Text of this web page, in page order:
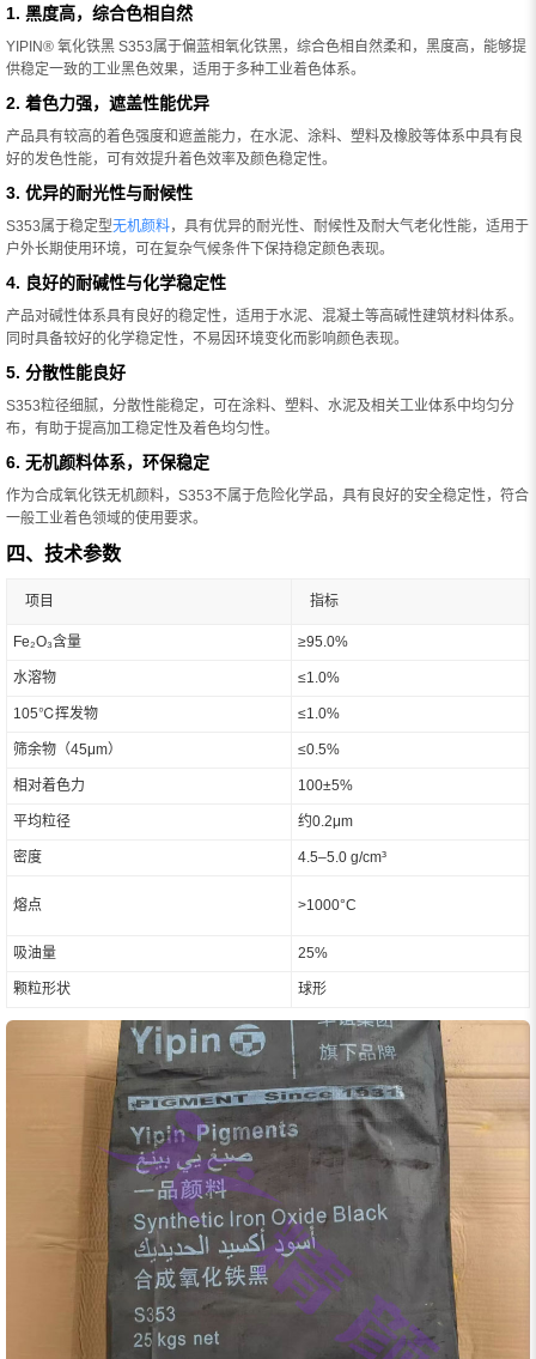
1. 黑度高，综合色相自然
YIPIN® 氧化铁黑 S353属于偏蓝相氧化铁黑，综合色相自然柔和，黑度高，能够提
供稳定一致的工业黑色效果，适用于多种工业着色体系。
2. 着色力强，遮盖性能优异
产品具有较高的着色强度和遮盖能力，在水泥、涂料、塑料及橡胶等体系中具有良
好的发色性能，可有效提升着色效率及颜色稳定性。
3. 优异的耐光性与耐候性
S353属于稳定型无机颜料，具有优异的耐光性、耐候性及耐大气老化性能，适用于
户外长期使用环境，可在复杂气候条件下保持稳定颜色表现。
4. 良好的耐碱性与化学稳定性
产品对碱性体系具有良好的稳定性，适用于水泥、混凝土等高碱性建筑材料体系。
同时具备较好的化学稳定性，不易因环境变化而影响颜色表现。
5. 分散性能良好
S353粒径细腻，分散性能稳定，可在涂料、塑料、水泥及相关工业体系中均匀分
布，有助于提高加工稳定性及着色均匀性。
6. 无机颜料体系，环保稳定
作为合成氧化铁无机颜料，S353不属于危险化学品，具有良好的安全稳定性，符合
一般工业着色领域的使用要求。
四、技术参数
项目 指标
Fe₂O₃含量 ≥95.0%
水溶物 ≤1.0%
105℃挥发物 ≤1.0%
筛余物（45μm） ≤0.5%
相对着色力 100±5%
平均粒径 约0.2μm
密度 4.5–5.0 g/cm³
熔点 >1000°C
吸油量 25%
颗粒形状 球形